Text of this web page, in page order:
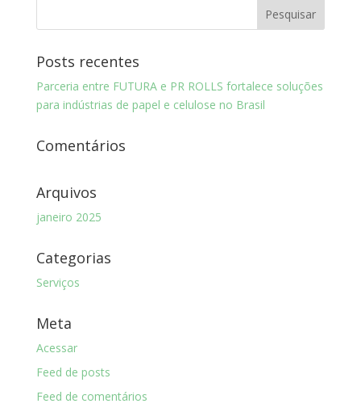
Posts recentes
Parceria entre FUTURA e PR ROLLS fortalece soluções
para indústrias de papel e celulose no Brasil
Comentários
Arquivos
janeiro 2025
Categorias
Serviços
Meta
Acessar
Feed de posts
Feed de comentários